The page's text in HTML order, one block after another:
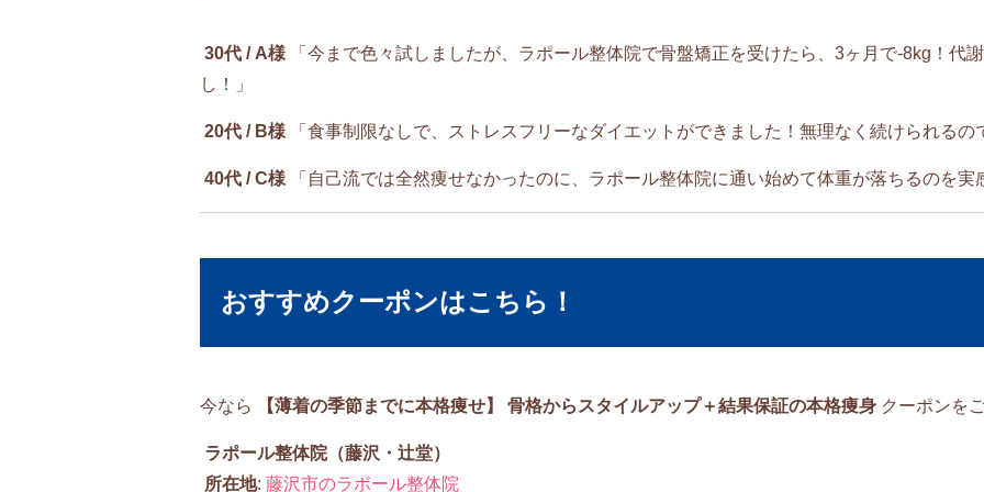
30代 / A様 「今まで色々試しましたが、ラポール整体院で骨盤矯正を受けたら、3ヶ月で-8kg！代
し！」
20代 / B様 「食事制限なしで、ストレスフリーなダイエットができました！無理なく続けられる
40代 / C様 「自己流では全然痩せなかったのに、ラポール整体院に通い始めて体重が落ちるのを
おすすめクーポンはこちら！
今なら 【薄着の季節までに本格痩せ】 骨格からスタイルアップ＋結果保証の本格痩身 クーポンを
ラポール整体院（藤沢・辻堂）
所在地: 藤沢市のラポール整体院